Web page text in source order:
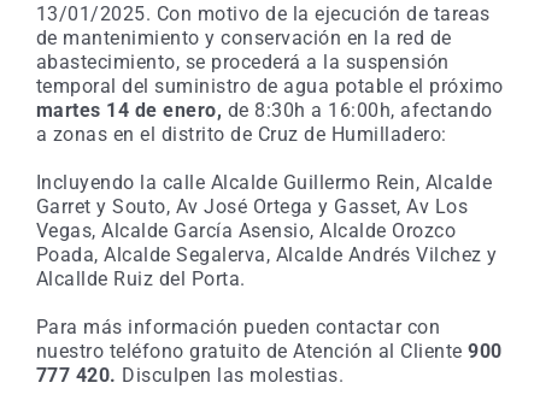
13/01/2025. Con motivo de la ejecución de tareas
de mantenimiento y conservación en la red de
abastecimiento, se procederá a la suspensión
temporal del suministro de agua potable el próximo
martes 14 de enero, de 8:30h a 16:00h, afectando
a zonas en el distrito de Cruz de Humilladero:
Incluyendo la calle Alcalde Guillermo Rein, Alcalde
Garret y Souto, Av José Ortega y Gasset, Av Los
Vegas, Alcalde García Asensio, Alcalde Orozco
Poada, Alcalde Segalerva, Alcalde Andrés Vilchez y
Alcallde Ruiz del Porta.
Para más información pueden contactar con
nuestro teléfono gratuito de Atención al Cliente900
777 420. Disculpen las molestias.